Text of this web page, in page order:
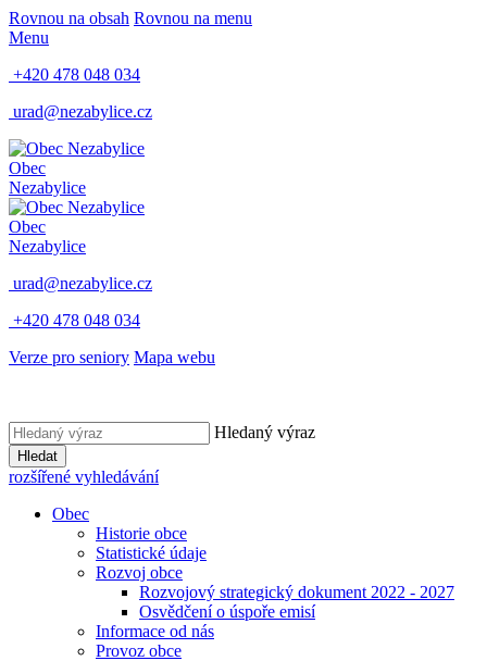
Rovnou na obsah Rovnou na menu
Menu
+420 478 048 034
urad@nezabylice.cz
Obec
Nezabylice
Obec
Nezabylice
urad@nezabylice.cz
+420 478 048 034
Verze pro seniory Mapa webu
Hledaný výraz
Hledat
rozšířené vyhledávání
Obec
Historie obce
Statistické údaje
Rozvoj obce
Rozvojový strategický dokument 2022 - 2027
Osvědčení o úspoře emisí
Informace od nás
Provoz obce